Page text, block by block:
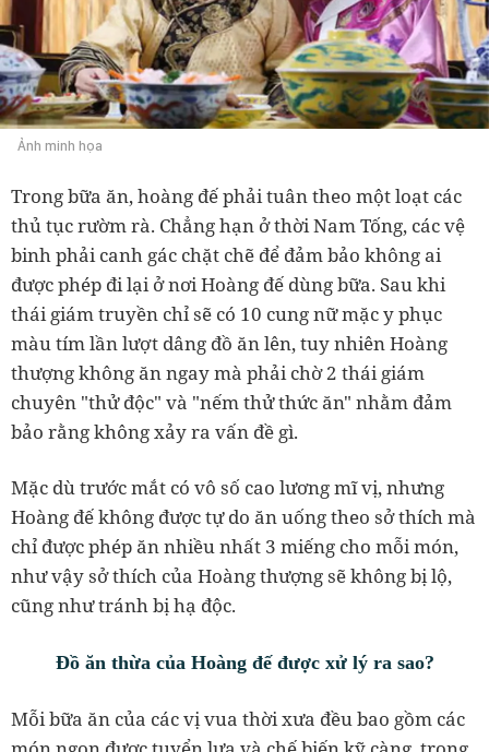
Ảnh minh họa
Trong bữa ăn, hoàng đế phải tuân theo một loạt các
thủ tục rườm rà. Chẳng hạn ở thời Nam Tống, các vệ
binh phải canh gác chặt chẽ để đảm bảo không ai
được phép đi lại ở nơi Hoàng đế dùng bữa. Sau khi
thái giám truyền chỉ sẽ có 10 cung nữ mặc y phục
màu tím lần lượt dâng đồ ăn lên, tuy nhiên Hoàng
thượng không ăn ngay mà phải chờ 2 thái giám
chuyên "thử độc" và "nếm thử thức ăn" nhằm đảm
bảo rằng không xảy ra vấn đề gì.
Mặc dù trước mắt có vô số cao lương mĩ vị, nhưng
Hoàng đế không được tự do ăn uống theo sở thích mà
chỉ được phép ăn nhiều nhất 3 miếng cho mỗi món,
như vậy sở thích của Hoàng thượng sẽ không bị lộ,
cũng như tránh bị hạ độc.
Đồ ăn thừa của Hoàng đế được xử lý ra sao?
Mỗi bữa ăn của các vị vua thời xưa đều bao gồm các